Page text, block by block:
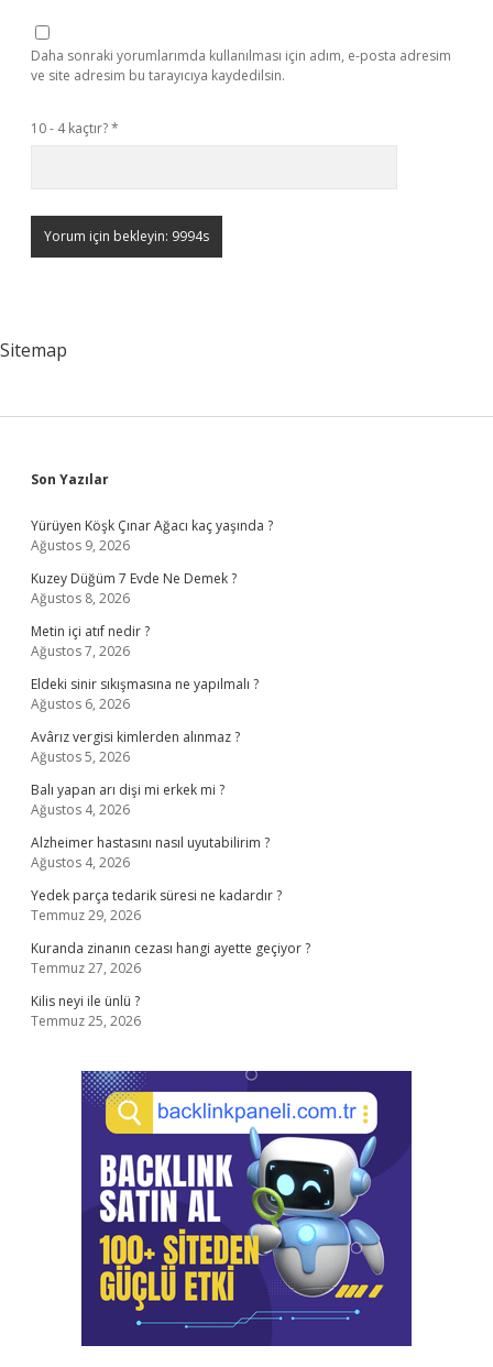
Daha sonraki yorumlarımda kullanılması için adım, e-posta adresim
ve site adresim bu tarayıcıya kaydedilsin.
10 - 4 kaçtır?*
Sitemap
Sidebar
Son Yazılar
Yürüyen Köşk Çınar Ağacı kaç yaşında ?
Ağustos 9, 2026
Kuzey Düğüm 7 Evde Ne Demek ?
Ağustos 8, 2026
Metin içi atıf nedir ?
Ağustos 7, 2026
Eldeki sinir sıkışmasına ne yapılmalı ?
Ağustos 6, 2026
Avârız vergisi kimlerden alınmaz ?
Ağustos 5, 2026
Balı yapan arı dişi mi erkek mi ?
Ağustos 4, 2026
Alzheimer hastasını nasıl uyutabilirim ?
Ağustos 4, 2026
Yedek parça tedarik süresi ne kadardır ?
Temmuz 29, 2026
Kuranda zinanın cezası hangi ayette geçiyor ?
Temmuz 27, 2026
Kilis neyi ile ünlü ?
Temmuz 25, 2026